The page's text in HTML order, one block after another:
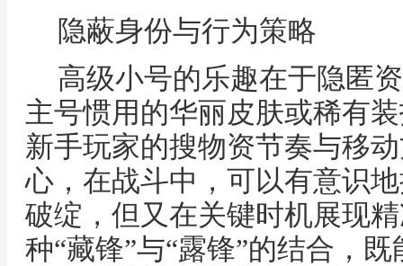
隐蔽身份与行为策略
高级小号的乐趣在于隐匿
主号惯用的华丽皮肤或稀有
新手玩家的搜物资节奏与移
心，在战斗中，可以有意识
破绽，但又在关键时机展现
种“藏锋”与“露锋”的结合，